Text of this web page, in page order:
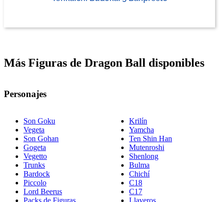
Más Figuras de Dragon Ball disponibles
Personajes
Son Goku
Vegeta
Son Gohan
Gogeta
Vegetto
Trunks
Bardock
Piccolo
Lord Beerus
Packs de Figuras
Krilín
Yamcha
Ten Shin Han
Mutenroshi
Shenlong
Bulma
Chichí
C18
C17
Llaveros